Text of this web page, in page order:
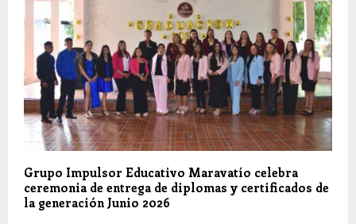
Grupo Impulsor Educativo Maravatío celebra
ceremonia de entrega de diplomas y certificados de
la generación Junio 2026